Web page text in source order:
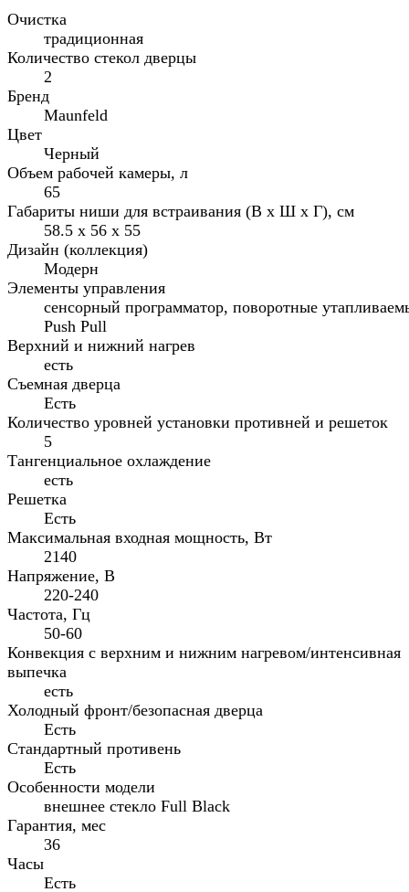
Очистка
традиционная
Количество стекол дверцы
2
Бренд
Maunfeld
Цвет
Черный
Объем рабочей камеры, л
65
Габариты ниши для встраивания (В x Ш x Г), см
58.5 х 56 х 55
Дизайн (коллекция)
Модерн
Элементы управления
сенсорный программатор, поворотные
Push Pull
Верхний и нижний нагрев
есть
Съемная дверца
Есть
Количество уровней установки противней и решеток
5
Тангенциальное охлаждение
есть
Решетка
Есть
Максимальная входная мощность, Вт
2140
Напряжение, В
220-240
Частота, Гц
50-60
Конвекция с верхним и нижним нагревом/интенсивная
выпечка
есть
Холодный фронт/безопасная дверца
Есть
Стандартный противень
Есть
Особенности модели
внешнее стекло Full Black
Гарантия, мес
36
Часы
Есть